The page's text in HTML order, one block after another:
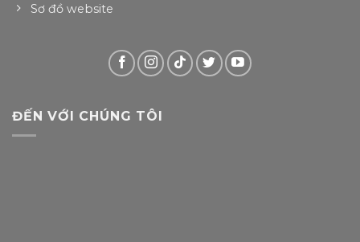
Sơ đồ website
ĐẾN VỚI CHÚNG TÔI